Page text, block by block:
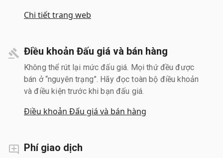
Chi tiết trang web
Điều khoản Đấu giá và bán hàng
Không thể rút lại mức đấu giá. Mọi thứ đều được
bán ở “nguyên trạng”. Hãy đọc toàn bộ điều khoản
và điều kiện trước khi bạn đấu giá.
Điều khoản Đấu giá và bán hàng
Phí giao dịch